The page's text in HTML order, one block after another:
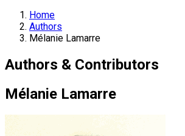
Home
Authors
Mélanie Lamarre
Authors & Contributors
Mélanie Lamarre